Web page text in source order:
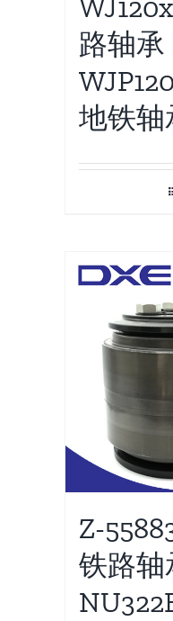
路轴承
地铁轴
Z-
铁路轴